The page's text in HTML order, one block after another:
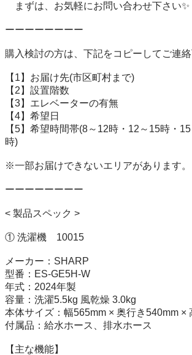
まずは、お気軽にお問い合わせ下さい✨
ーーーーーーーー
購入検討の方は、下記をコピーしてご連絡
【1】お届け先(市区町村まで)
【2】設置階数
【3】エレベーターの有無
【4】希望日
【5】希望時間帯(8～12時・12～15時・
時)
※一部お届けできないエリアがあります。
ーーーーーーーー
< 製品スペック >
① 洗濯機　10015
メーカー：SHARP
型番：ES-GE5H-W
年式：2024年製
容量：洗濯5.5kg 風乾燥 3.0kg
本体サイズ：幅565mm × 奥行き540mm
付属品：給水ホース、排水ホース
【主な機能】